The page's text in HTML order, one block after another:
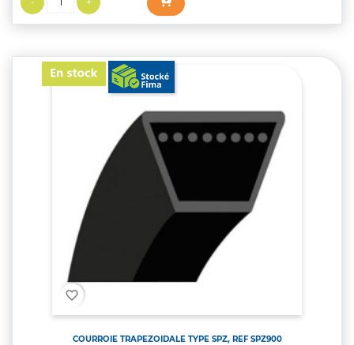
favorite_border
COURROIE TRAPEZOIDALE TYPE SPZ, REF SPZ900